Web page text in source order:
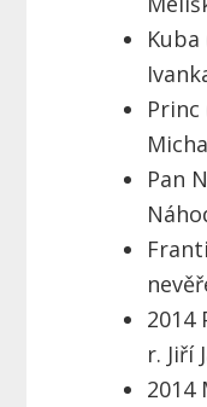
Pan
2014
r. Jiří
2014